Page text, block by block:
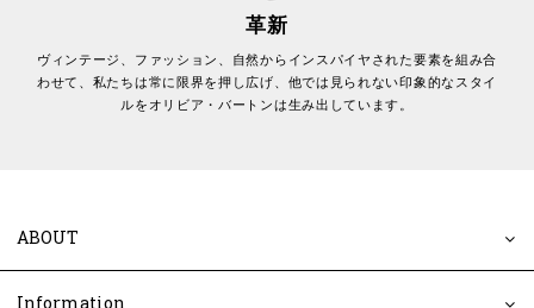
革新
ヴィンテージ、ファッション、自然からインスパイヤされた要素を組み合
わせて、私たちは常に限界を押し広げ、他では見られない印象的なスタイ
ルをオリビア・バートンは生み出しています。
ABOUT
Information